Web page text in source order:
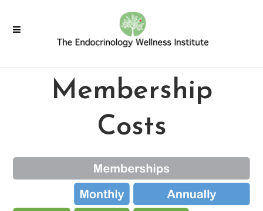
Membership
Costs